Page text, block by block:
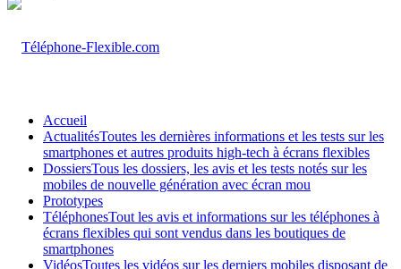
Accueil
ActualitésToutes les dernières informations et les tests sur les
smartphones et autres produits high-tech à écrans flexibles
DossiersTous les dossiers, les avis et les tests notés sur les
mobiles de nouvelle génération avec écran mou
Prototypes
TéléphonesTout les avis et informations sur les téléphones à
écrans flexibles qui sont vendus dans les boutiques de
smartphones
VidéosToutes les vidéos sur les derniers mobiles disposant de